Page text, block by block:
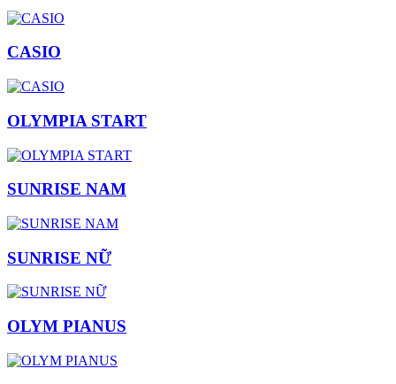
CASIO
OLYMPIA START
SUNRISE NAM
SUNRISE NỮ
OLYM PIANUS